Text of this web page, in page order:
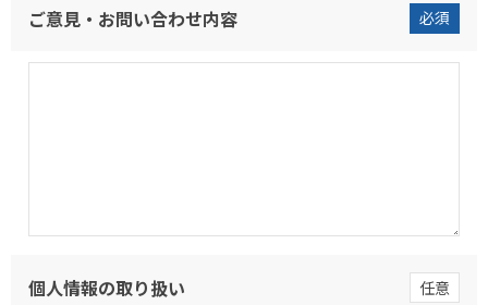
ご意見・お問い合わせ内容 必須
個人情報の取り扱い 任意